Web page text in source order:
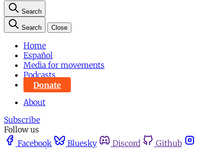
Search
Search Close
Home
Español
Media for movements
Podcasts
Donate
About
Subscribe
Follow us
Facebook
Bluesky Discord
Github